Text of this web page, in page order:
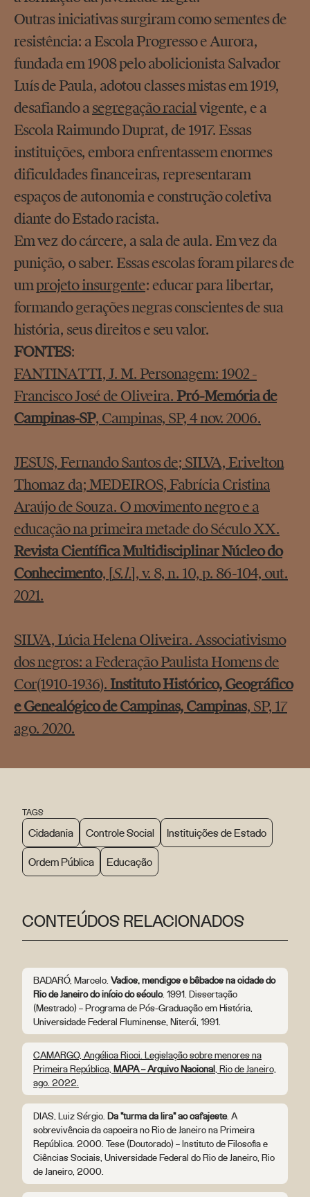
Outras iniciativas surgiram como sementes de
resistência: a Escola Progresso e Aurora,
fundada em 1908 pelo abolicionista Salvador
Luís de Paula, adotou classes mistas em 1919,
desafiando asegregação racialvigente, e a
Escola Raimundo Duprat, de 1917. Essas
instituições, embora enfrentassem enormes
dificuldades financeiras, representaram
espaços de autonomia e construção coletiva
diante do Estado racista.
Em vez do cárcere, a sala de aula. Em vez da
punição, o saber. Essas escolas foram pilares de
umprojeto insurgente: educar para libertar,
formando gerações negras conscientes de sua
história, seus direitos e seu valor.
FONTES:
FANTINATTI, J. M. Personagem: 1902 -
Francisco José de Oliveira.Pró-Memória de
Campinas-SP, Campinas, SP, 4 nov. 2006.
JESUS, Fernando Santos de; SILVA, Erivelton
Thomaz da; MEDEIROS, Fabrícia Cristina
Araújo de Souza. O movimento negro e a
educação na primeira metade do Século XX.
Revista Científica Multidisciplinar Núcleo do
Conhecimento, [S.l.], v. 8, n. 10, p. 86-104, out.
2021.
SILVA, Lúcia Helena Oliveira. Associativismo
dos negros: a Federação Paulista Homens de
Cor(1910-1936).Instituto Histórico, Geográfico
e Genealógico de Campinas, Campinas, SP, 17
ago. 2020.
TAGS
Cidadania Controle Social Instituições de Estado
Ordem Pública Educação
CONTEÚDOS RELACIONADOS
BADARÓ, Marcelo. Vadios, mendigos e bêbados na cidade do
Rio de Janeiro do início do século. 1991. Dissertação
(Mestrado) – Programa de Pós-Graduação em História,
Universidade Federal Fluminense, Niterói, 1991.
CAMARGO, Angélica Ricci. Legislação sobre menores na
Primeira República, MAPA – Arquivo Nacional, Rio de Janeiro,
ago. 2022.
DIAS, Luiz Sérgio. Da "turma da lira" ao cafajeste. A
sobrevivência da capoeira no Rio de Janeiro na Primeira
República. 2000. Tese (Doutorado) – Instituto de Filosofia e
Ciências Sociais, Universidade Federal do Rio de Janeiro, Rio
de Janeiro, 2000.